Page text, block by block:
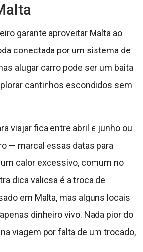
garante aproveitar Malta ao
conectada por um sistema de
alugar carro pode ser um baita
cantinhos escondidos sem
viajar fica entre abril e junho ou
— marcal essas datas para
calor excessivo, comum no
dica valiosa é a troca de
em Malta, mas alguns locais
dinheiro vivo. Nada pior do
viagem por falta de um trocado,